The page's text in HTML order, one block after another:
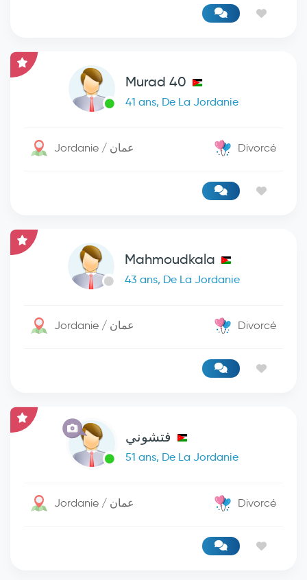
Murad 40
41 ans, De La Jordanie
Jordanie / عمان Divorcé
Mahmoudkala
43 ans, De La Jordanie
Jordanie / عمان Divorcé
فتشوني
51 ans, De La Jordanie
Jordanie / عمان Divorcé